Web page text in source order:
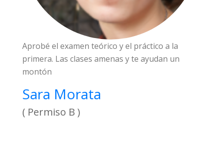
Aprobé el examen teórico y el práctico a la
primera. Las clases amenas y te ayudan un
montón
Sara Morata
( Permiso B )